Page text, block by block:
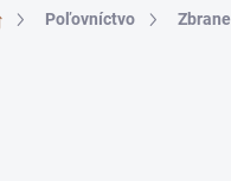
DomovPoľovníctvo Zbrane